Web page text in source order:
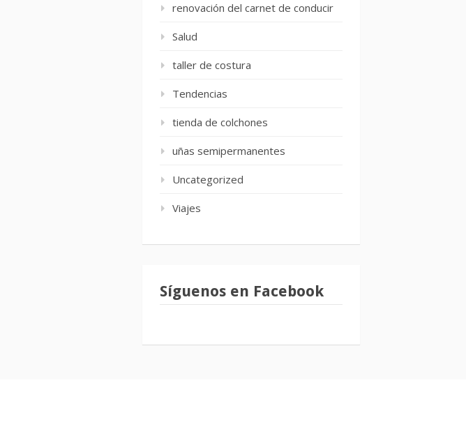
renovación del carnet de conducir
Salud
taller de costura
Tendencias
tienda de colchones
uñas semipermanentes
Uncategorized
Viajes
Síguenos en Facebook